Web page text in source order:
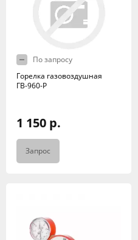
По запросу
Горелка газовоздушная
ГВ-960-Р
1 150 р.
Запрос